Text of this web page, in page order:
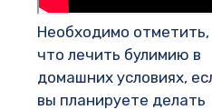
Необходимо отметить,
что лечить булимию в
домашних условиях,
вы планируете делать